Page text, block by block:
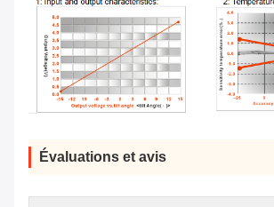
Évaluations et avis